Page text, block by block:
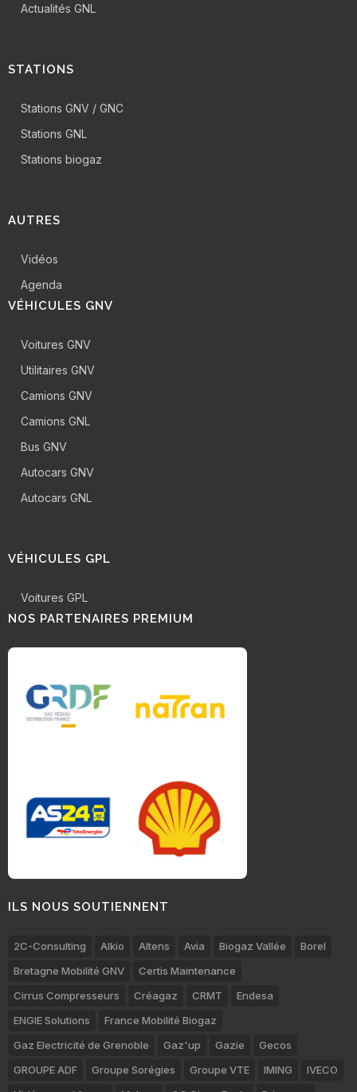
Actualités GNL
STATIONS
Stations GNV / GNC
Stations GNL
Stations biogaz
AUTRES
Vidéos
Agenda
VÉHICULES GNV
Voitures GNV
Utilitaires GNV
Camions GNV
Camions GNL
Bus GNV
Autocars GNV
Autocars GNL
VÉHICULES GPL
Voitures GPL
NOS PARTENAIRES PREMIUM
ILS NOUS SOUTIENNENT
2C-Consulting Alkio Altens Avia Biogaz Vallée
Borel
Bretagne Mobilité GNV
Certis Maintenance
Cirrus Compresseurs
Créagaz CRMT
Endesa
ENGIE Solutions
France Mobilité Biogaz
Gaz Electricité de Grenoble
Gaz'up Gazie
Gecos
GROUPE ADF
Groupe Sorégies Groupe VTE IMING
IVECO